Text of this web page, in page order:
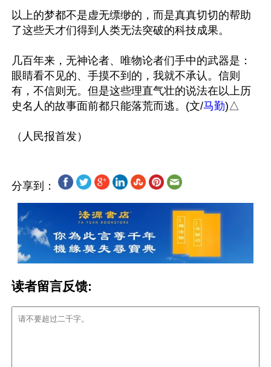
以上的梦都不是虚无缥缈的，而是真真切切的帮助
了这些天才们得到人类无法突破的科技成果。
几百年来，无神论者、唯物论者们手中的武器是：
眼睛看不见的、手摸不到的，我就不承认。信则
有，不信则无。但是这些理直气壮的说法在以上历
史名人的故事面前都只能落荒而逃。(文/马勤)△
分享到：
读者留言反馈: